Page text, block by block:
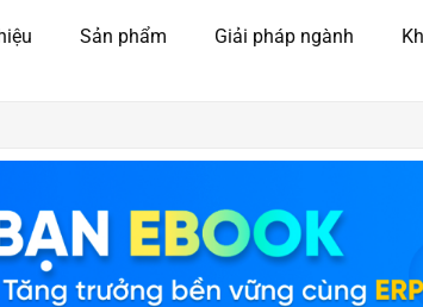
Sản phẩm Giải pháp ngành